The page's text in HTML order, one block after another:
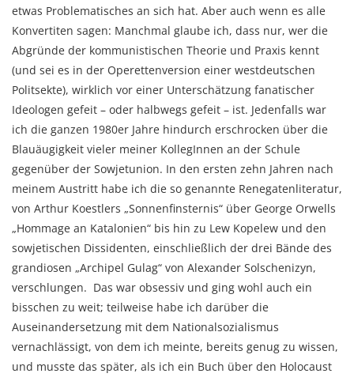
etwas Problematisches an sich hat. Aber auch wenn es alle
Konvertiten sagen: Manchmal glaube ich, dass nur, wer die
Abgründe der kommunistischen Theorie und Praxis kennt
(und sei es in der Operettenversion einer westdeutschen
Politsekte), wirklich vor einer Unterschätzung fanatischer
Ideologen gefeit – oder halbwegs gefeit – ist. Jedenfalls war
ich die ganzen 1980er Jahre hindurch erschrocken über die
Blauäugigkeit vieler meiner KollegInnen an der Schule
gegenüber der Sowjetunion. In den ersten zehn Jahren nach
meinem Austritt habe ich die so genannte Renegatenliteratur,
von Arthur Koestlers „Sonnenfinsternis“ über George Orwells
„Hommage an Katalonien“ bis hin zu Lew Kopelew und den
sowjetischen Dissidenten, einschließlich der drei Bände des
grandiosen „Archipel Gulag“ von Alexander Solschenizyn,
verschlungen. Das war obsessiv und ging wohl auch ein
bisschen zu weit; teilweise habe ich darüber die
Auseinandersetzung mit dem Nationalsozialismus
vernachlässigt, von dem ich meinte, bereits genug zu wissen,
und musste das später, als ich ein Buch über den Holocaust